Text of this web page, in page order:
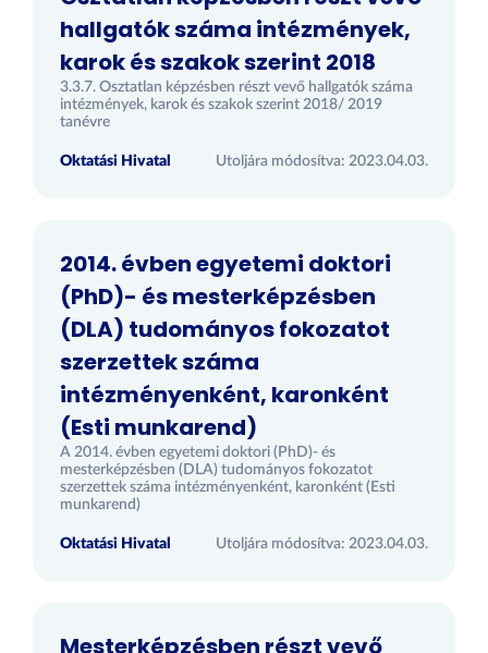
hallgatók száma intézmények,
karok és szakok szerint 2018
3.3.7. Osztatlan képzésben részt vevő hallgatók száma
intézmények, karok és szakok szerint 2018/ 2019
tanévre
Oktatási Hivatal Utoljára módosítva: 2023.04.03.
2014. évben egyetemi doktori
(PhD)- és mesterképzésben
(DLA) tudományos fokozatot
szerzettek száma
intézményenként, karonként
(Esti munkarend)
A 2014. évben egyetemi doktori (PhD)- és
mesterképzésben (DLA) tudományos fokozatot
szerzettek száma intézményenként, karonként (Esti
munkarend)
Oktatási Hivatal Utoljára módosítva: 2023.04.03.
Mesterképzésben részt vevő